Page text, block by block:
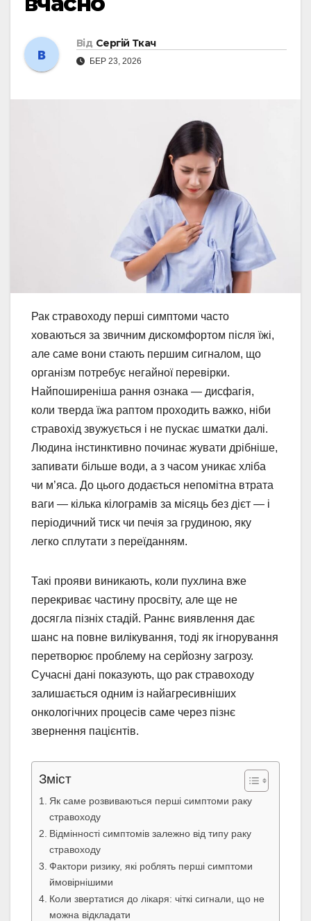
Від Сергій Ткач
БЕР 23, 2026
Рак стравоходу перші симптоми часто
ховаються за звичним дискомфортом після їжі,
але саме вони стають першим сигналом, що
організм потребує негайної перевірки.
Найпоширеніша рання ознака — дисфагія,
коли тверда їжа раптом проходить важко, ніби
стравохід звужується і не пускає шматки далі.
Людина інстинктивно починає жувати дрібніше,
запивати більше води, а з часом уникає хліба
чи м’яса. До цього додається непомітна втрата
ваги — кілька кілограмів за місяць без дієт — і
періодичний тиск чи печія за грудиною, яку
легко сплутати з переїданням.
Такі прояви виникають, коли пухлина вже
перекриває частину просвіту, але ще не
досягла пізніх стадій. Раннє виявлення дає
шанс на повне вилікування, тоді як ігнорування
перетворює проблему на серйозну загрозу.
Сучасні дані показують, що рак стравоходу
залишається одним із найагресивніших
онкологічних процесів саме через пізнє
звернення пацієнтів.
Зміст
Як саме розвиваються перші симптоми раку
стравоходу
Відмінності симптомів залежно від типу раку
стравоходу
Фактори ризику, які роблять перші симптоми
ймовірнішими
Коли звертатися до лікаря: чіткі сигнали, що не
можна відкладати